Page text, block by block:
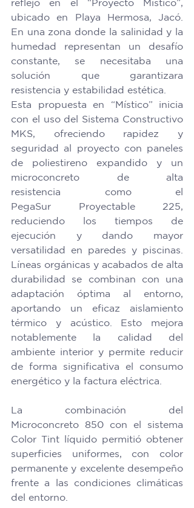
reflejó en el “Proyecto Místico”,
ubicado en Playa Hermosa, Jacó.
En una zona donde la salinidad y la
humedad representan un desafío
constante, se necesitaba una
solución que garantizara
resistencia y estabilidad estética.
Esta propuesta en “Místico” inicia
con el uso del Sistema Constructivo
MKS, ofreciendo rapidez y
seguridad al proyecto con paneles
de poliestireno expandido y un
microconcreto de alta
resistencia como el
PegaSur Proyectable 225,
reduciendo los tiempos de
ejecución y dando mayor
versatilidad en paredes y piscinas.
Líneas orgánicas y acabados de alta
durabilidad se combinan con una
adaptación óptima al entorno,
aportando un eficaz aislamiento
térmico y acústico. Esto mejora
notablemente la calidad del
ambiente interior y permite reducir
de forma significativa el consumo
energético y la factura eléctrica.
La combinación del
Microconcreto 850 con el sistema
Color Tint líquido permitió obtener
superficies uniformes, con color
permanente y excelente desempeño
frente a las condiciones climáticas
del entorno.